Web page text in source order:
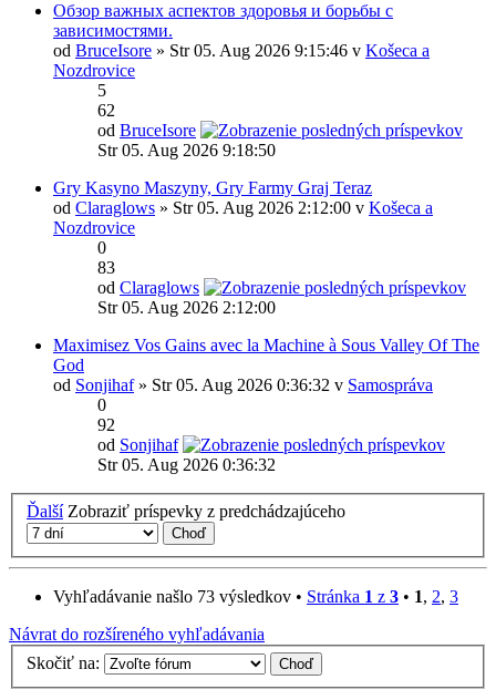
Обзор важных аспектов здоровья и борьбы с
зависимостями.
od BruceIsore » Str 05. Aug 2026 9:15:46 v Košeca a
Nozdrovice
5
62
od BruceIsore
Str 05. Aug 2026 9:18:50
Gry Kasyno Maszyny, Gry Farmy Graj Teraz
od Claraglows » Str 05. Aug 2026 2:12:00 v Košeca a
Nozdrovice
0
83
od Claraglows
Str 05. Aug 2026 2:12:00
Maximisez Vos Gains avec la Machine à Sous Valley Of The
God
od Sonjihaf» Str 05. Aug 2026 0:36:32 v Samospráva
0
92
od Sonjihaf
Str 05. Aug 2026 0:36:32
Ďalší Zobraziť príspevky z predchádzajúceho
Vyhľadávanie našlo 73 výsledkov • Stránka 1 z 3 • 1, 2, 3
Návrat do rozšíreného vyhľadávania
Skočiť na: